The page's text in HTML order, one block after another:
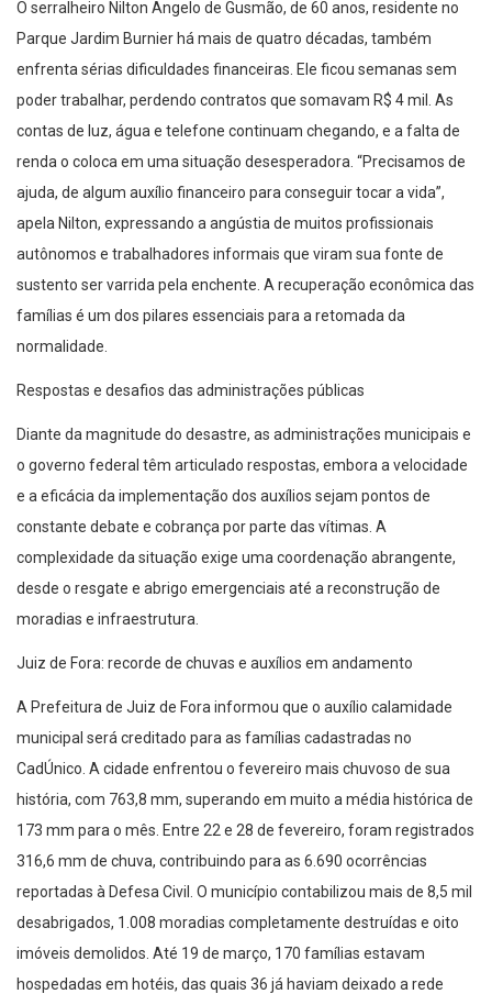
O serralheiro Nilton Angelo de Gusmão, de 60 anos, residente no
Parque Jardim Burnier há mais de quatro décadas, também
enfrenta sérias dificuldades financeiras. Ele ficou semanas sem
poder trabalhar, perdendo contratos que somavam R$ 4 mil. As
contas de luz, água e telefone continuam chegando, e a falta de
renda o coloca em uma situação desesperadora. “Precisamos de
ajuda, de algum auxílio financeiro para conseguir tocar a vida”,
apela Nilton, expressando a angústia de muitos profissionais
autônomos e trabalhadores informais que viram sua fonte de
sustento ser varrida pela enchente. A recuperação econômica das
famílias é um dos pilares essenciais para a retomada da
normalidade.
Respostas e desafios das administrações públicas
Diante da magnitude do desastre, as administrações municipais e
o governo federal têm articulado respostas, embora a velocidade
e a eficácia da implementação dos auxílios sejam pontos de
constante debate e cobrança por parte das vítimas. A
complexidade da situação exige uma coordenação abrangente,
desde o resgate e abrigo emergenciais até a reconstrução de
moradias e infraestrutura.
Juiz de Fora: recorde de chuvas e auxílios em andamento
A Prefeitura de Juiz de Fora informou que o auxílio calamidade
municipal será creditado para as famílias cadastradas no
CadÚnico. A cidade enfrentou o fevereiro mais chuvoso de sua
história, com 763,8 mm, superando em muito a média histórica de
173 mm para o mês. Entre 22 e 28 de fevereiro, foram registrados
316,6 mm de chuva, contribuindo para as 6.690 ocorrências
reportadas à Defesa Civil. O município contabilizou mais de 8,5 mil
desabrigados, 1.008 moradias completamente destruídas e oito
imóveis demolidos. Até 19 de março, 170 famílias estavam
hospedadas em hotéis, das quais 36 já haviam deixado a rede